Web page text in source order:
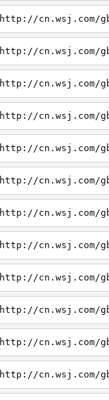
http://cn.wsj.com/
http://cn.wsj.com/
http://cn.wsj.com/
http://cn.wsj.com/gb/
http://cn.wsj.com/
http://cn.wsj.com/gb/
http://cn.wsj.com/
http://cn.wsj.com/gb/
http://cn.wsj.com/
http://cn.wsj.com/
http://cn.wsj.com/
http://cn.wsj.com/